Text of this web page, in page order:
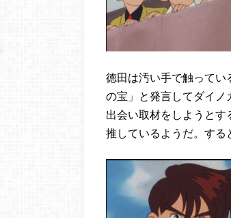
徳田は汚い手で触ってい
の宝」と発言してダイノ
出会い取材をしようと
推しているようだ。する